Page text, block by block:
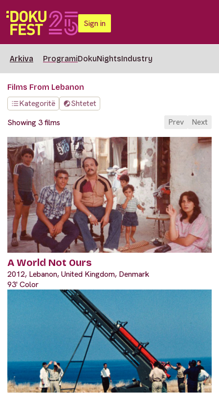
Sign in
Arkiva ProgramiDokuNightsIndustry
Films From Lebanon
Kategoritë
Shtetet
Showing 3 films
Prev Next
A World Not Ours
2012, Lebanon, United Kingdom, Denmark
93' Color